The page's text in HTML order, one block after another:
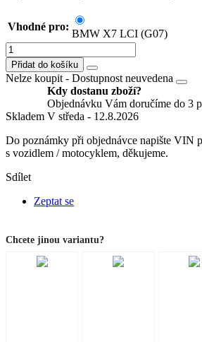
Vhodné pro:
BMW X7 LCI (G07)
Přidat do košíku
Nelze koupit - Dostupnost neuvedena
Skladem
Kdy dostanu zboží?
Objednávku Vám doručíme do 3
V středa - 12.8.2026
Do poznámky při objednávce napište VIN
s vozidlem / motocyklem, děkujeme.
Sdílet
Zeptat se
Chcete jinou variantu?